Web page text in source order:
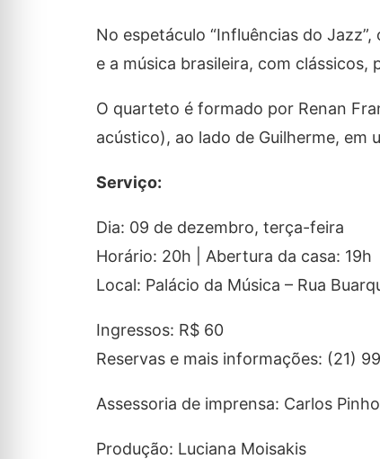
No espetáculo “Influências do
e a música brasileira, com
O quarteto é formado por Renan
acústico), ao lado de Guilherme,
Serviço:
Dia: 09 de dezembro, terça-feira
Horário: 20h | Abertura da casa: 19h
Local: Palácio da Música – Rua
Ingressos: R$ 60
Reservas e mais informações: (21)
Assessoria de imprensa: Carlos Pinho
Produção: Luciana Moisakis